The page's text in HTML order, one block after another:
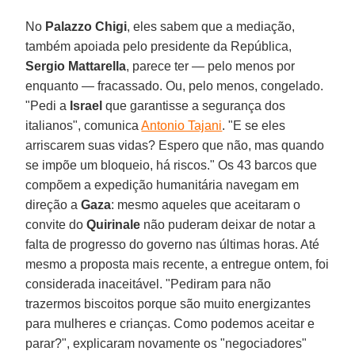
No Palazzo Chigi, eles sabem que a mediação,
também apoiada pelo presidente da República,
Sergio Mattarella, parece ter — pelo menos por
enquanto — fracassado. Ou, pelo menos, congelado.
"Pedi a Israel que garantisse a segurança dos
italianos", comunicaAntonio Tajani. "E se eles
arriscarem suas vidas? Espero que não, mas quando
se impõe um bloqueio, há riscos." Os 43 barcos que
compõem a expedição humanitária navegam em
direção aGaza: mesmo aqueles que aceitaram o
convite doQuirinale não puderam deixar de notar a
falta de progresso do governo nas últimas horas. Até
mesmo a proposta mais recente, a entregue ontem, foi
considerada inaceitável. "Pediram para não
trazermos biscoitos porque são muito energizantes
para mulheres e crianças. Como podemos aceitar e
parar?", explicaram novamente os "negociadores"